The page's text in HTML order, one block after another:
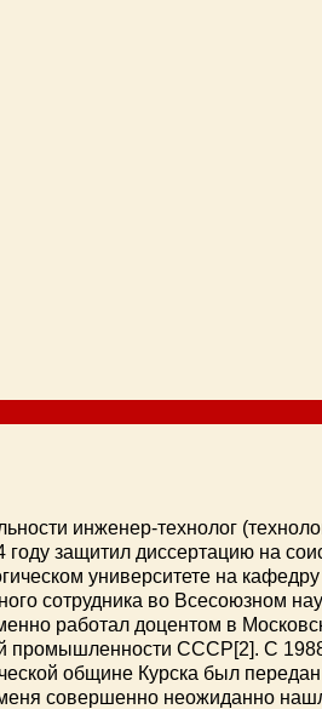
инженер-технолог
защитил диссертацию на
университете на
сотрудника во Всесоюзном
работал доцентом в
промышленности СССР[2]. С
общине Курска был
совершенно неожиданно